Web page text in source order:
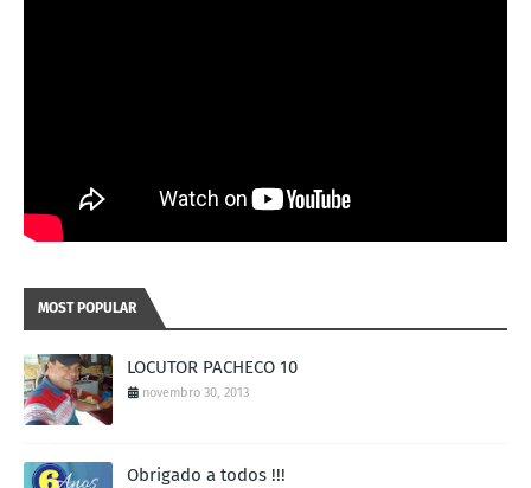
MOST POPULAR
LOCUTOR PACHECO 10
novembro 30, 2013
Obrigado a todos !!!